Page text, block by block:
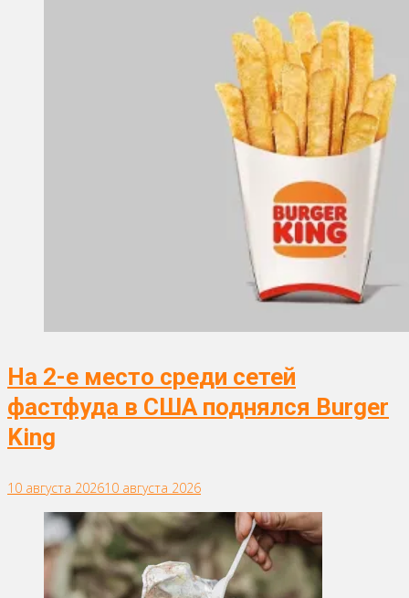
На 2-е место среди сетей
фастфуда в США поднялся Burger
King
10 августа 202610 августа 2026